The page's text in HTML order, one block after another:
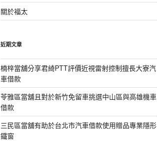
關於福太
近期文章
楠梓當舖分享君綺PTT評價近視雷射控制擅長大寮汽
車借款
苓雅區當舖且對於新竹免留車挑選中山區與高雄機車
借款
三民區當舖有助於台北市汽車借款使用贈品專業隱形
鐵窗